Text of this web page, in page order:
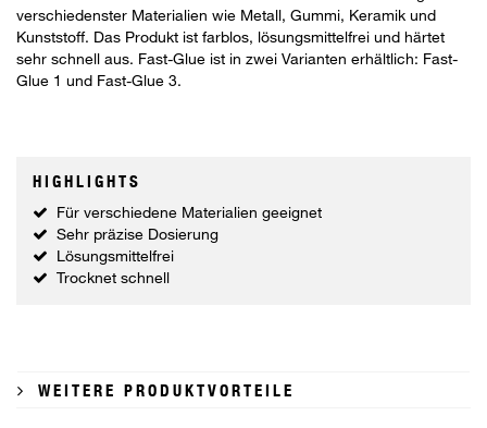
verschiedenster Materialien wie Metall, Gummi, Keramik und
Kunststoff. Das Produkt ist farblos, lösungsmittelfrei und härtet
sehr schnell aus. Fast-Glue ist in zwei Varianten erhältlich: Fast-
Glue 1 und Fast-Glue 3.
HIGHLIGHTS
Für verschiedene Materialien geeignet
Sehr präzise Dosierung
Lösungsmittelfrei
Trocknet schnell
WEITERE PRODUKTVORTEILE